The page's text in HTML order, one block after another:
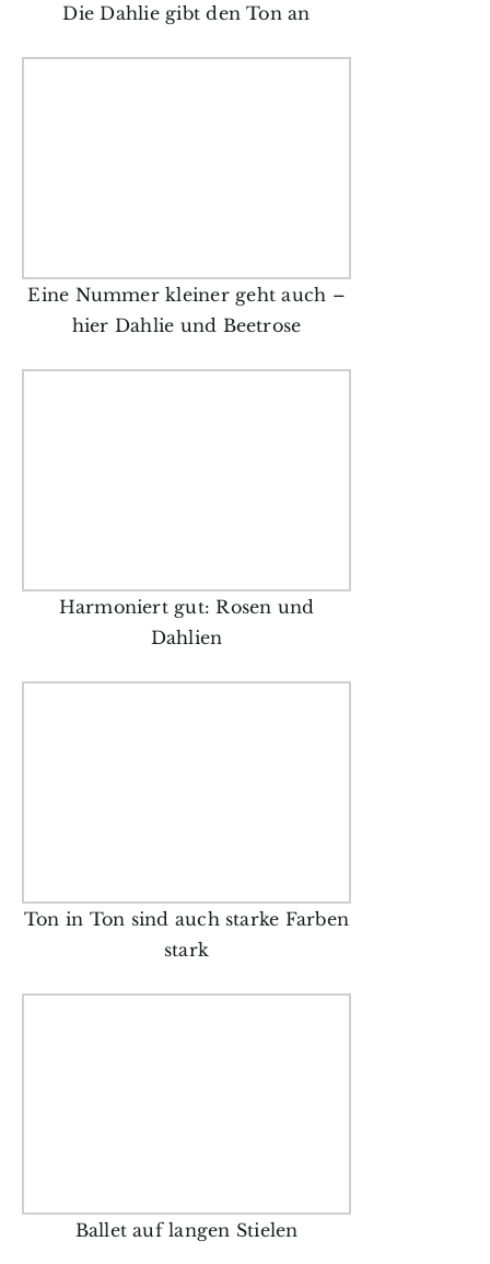
Die Dahlie gibt den Ton an
Eine Nummer kleiner geht auch –
hier Dahlie und Beetrose
Harmoniert gut: Rosen und
Dahlien
Ton in Ton sind auch starke Farben
stark
Ballet auf langen Stielen